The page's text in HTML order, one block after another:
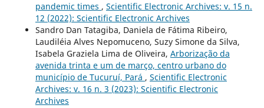
pandemic times , Scientific Electronic Archives: v. 15 n.
12 (2022): Scientific Electronic Archives
Sandro Dan Tatagiba, Daniela de Fátima Ribeiro,
Laudiléia Alves Nepomuceno, Suzy Simone da Silva,
Isabela Graziela Lima de Oliveira, Arborização da
avenida trinta e um de março, centro urbano do
município de Tucuruí, Pará , Scientific Electronic
Archives: v. 16 n. 3 (2023): Scientific Electronic
Archives